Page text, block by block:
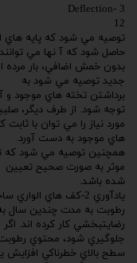
3 -Deflection
12
توصيه مي شود كه پايه هاي
حاصل شود كه آ نها مي توانند
بدون خمش اضافي، بار مرده
جديد توصيه مي شود به
برداشتن تخته هاي موجود و
توجه شود. از طرف ديگر،
مورد نياز را مي توان با
هاي موجود به دست آورد.
همچنين توصيه مي شود كه
موثر به صورت صحيح تعيين
شده باشد.
يادآوري 2-كف هاي
رطوبت به مدت چندين سال
رضايتبخشي كار كرده اند. اگر
جلوگيري شود، محتوي
سطح بالاي خطرناكي افزايش